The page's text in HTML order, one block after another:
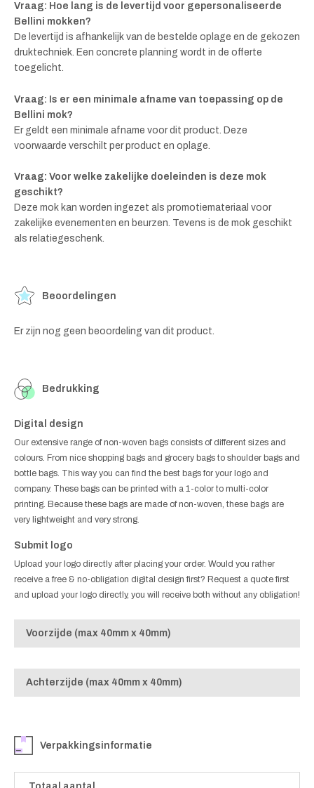
Vraag: Hoe lang is de levertijd voor gepersonaliseerde
Bellini mokken?
De levertijd is afhankelijk van de bestelde oplage en de gekozen
druktechniek. Een concrete planning wordt in de offerte
toegelicht.
Vraag: Is er een minimale afname van toepassing op de
Bellini mok?
Er geldt een minimale afname voor dit product. Deze
voorwaarde verschilt per product en oplage.
Vraag: Voor welke zakelijke doeleinden is deze mok
geschikt?
Deze mok kan worden ingezet als promotiemateriaal voor
zakelijke evenementen en beurzen. Tevens is de mok geschikt
als relatiegeschenk.
Beoordelingen
Er zijn nog geen beoordeling van dit product.
Bedrukking
Digital design
Our extensive range of non-woven bags consists of different sizes and
colours. From nice shopping bags and grocery bags to shoulder bags and
bottle bags. This way you can find the best bags for your logo and
company. These bags can be printed with a 1-color to multi-color
printing. Because these bags are made of non-woven, these bags are
very lightweight and very strong.
Submit logo
Upload your logo directly after placing your order. Would you rather
receive a free & no-obligation digital design first? Request a quote first
and upload your logo directly, you will receive both without any obligation!
Voorzijde (max 40mm x 40mm)
Achterzijde (max 40mm x 40mm)
Verpakkingsinformatie